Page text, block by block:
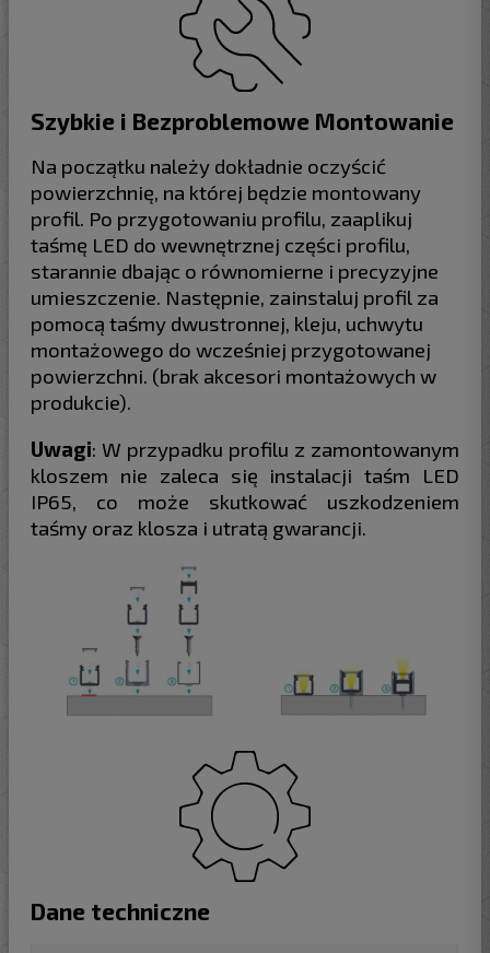
Szybkie i Bezproblemowe Montowanie
Na początku należy dokładnie oczyścić
powierzchnię, na której będzie montowany
profil. Po przygotowaniu profilu, zaaplikuj
taśmę LED do wewnętrznej części profilu,
starannie dbając o równomierne i precyzyjne
umieszczenie. Następnie, zainstaluj profil za
pomocą taśmy dwustronnej, kleju, uchwytu
montażowego do wcześniej przygotowanej
powierzchni. (brak akcesori montażowych w
produkcie).
Uwagi: W przypadku profilu z zamontowanym
kloszem nie zaleca się instalacji taśm LED
IP65, co może skutkować uszkodzeniem
taśmy oraz klosza i utratą gwarancji.
Dane techniczne